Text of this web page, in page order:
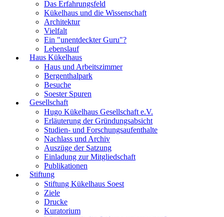
Das Erfahrungsfeld
Kükelhaus und die Wissenschaft
Architektur
Vielfalt
Ein "unentdeckter Guru"?
Lebenslauf
Haus Kükelhaus
Haus und Arbeitszimmer
Bergenthalpark
Besuche
Soester Spuren
Gesellschaft
Hugo Kükelhaus Gesellschaft e.V.
Erläuterung der Gründungsabsicht
Studien- und Forschungsaufenthalte
Nachlass und Archiv
Auszüge der Satzung
Einladung zur Mitgliedschaft
Publikationen
Stiftung
Stiftung Kükelhaus Soest
Ziele
Drucke
Kuratorium